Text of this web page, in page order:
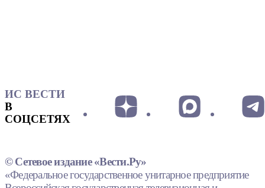
ИС ВЕСТИ
В
СОЦСЕТЯХ
© Сетевое издание «Вести.Ру»
«Федеральное государственное унитарное предприятие